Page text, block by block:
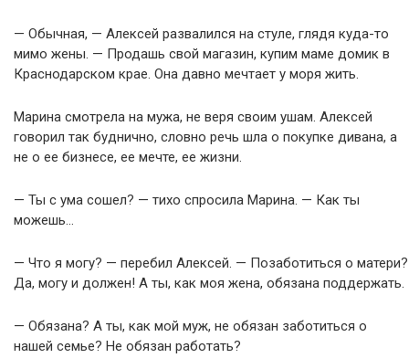
— Обычная, — Алексей развалился на стуле, глядя куда-то
мимо жены. — Продашь свой магазин, купим маме домик в
Краснодарском крае. Она давно мечтает у моря жить.
Марина смотрела на мужа, не веря своим ушам. Алексей
говорил так буднично, словно речь шла о покупке дивана, а
не о ее бизнесе, ее мечте, ее жизни.
— Ты с ума сошел? — тихо спросила Марина. — Как ты
можешь…
— Что я могу? — перебил Алексей. — Позаботиться о матери?
Да, могу и должен! А ты, как моя жена, обязана поддержать.
— Обязана? А ты, как мой муж, не обязан заботиться о
нашей семье? Не обязан работать?